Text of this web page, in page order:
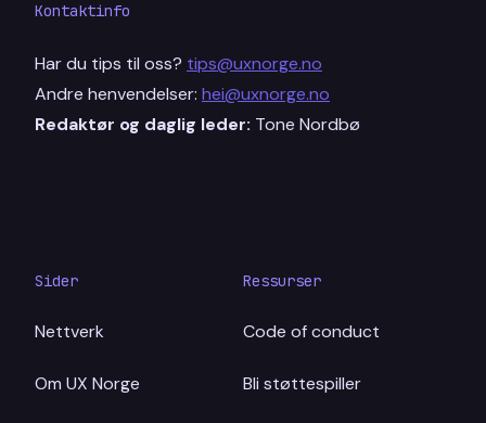
Kontaktinfo
Har du tips til oss? tips@uxnorge.no
Andre henvendelser: hei@uxnorge.no
Redaktør og daglig leder: Tone Nordbø
Sider
Nettverk
Om UX Norge
Ressurser
Code of conduct
Bli støttespiller